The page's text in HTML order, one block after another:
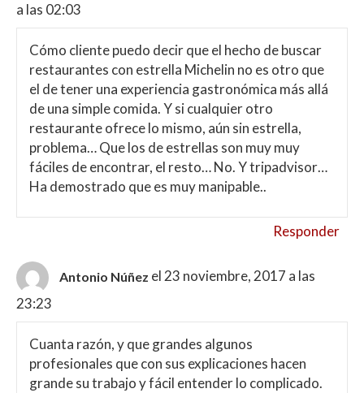
a las 02:03
Cómo cliente puedo decir que el hecho de buscar
restaurantes con estrella Michelin no es otro que
el de tener una experiencia gastronómica más allá
de una simple comida. Y si cualquier otro
restaurante ofrece lo mismo, aún sin estrella,
problema… Que los de estrellas son muy muy
fáciles de encontrar, el resto… No. Y tripadvisor…
Ha demostrado que es muy manipable..
Responder
Antonio Núñez el 23 noviembre, 2017 a las
23:23
Cuanta razón, y que grandes algunos
profesionales que con sus explicaciones hacen
grande su trabajo y fácil entender lo complicado.